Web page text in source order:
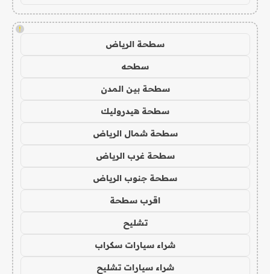
!
سطحة الرياض
سطحه
سطحة بين المدن
سطحة هيدروليك
سطحة شمال الرياض
سطحة غرب الرياض
سطحة جنوب الرياض
اقرب سطحة
تشليح
شراء سيارات سكراب
شراء سيارات تشليح